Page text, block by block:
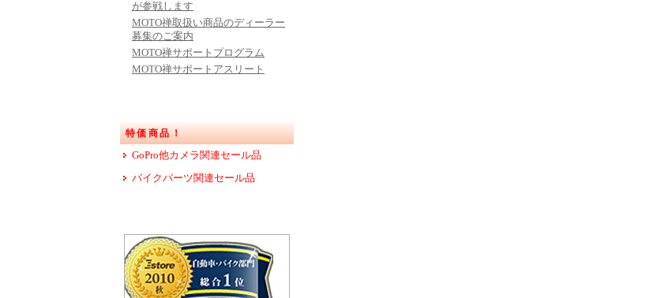
が参戦します
MOTO禅取扱い商品のディーラー
募集のご案内
MOTO禅サポートプログラム
MOTO禅サポートアスリート
特価商品！
GoPro他カメラ関連セール品
バイクパーツ関連セール品